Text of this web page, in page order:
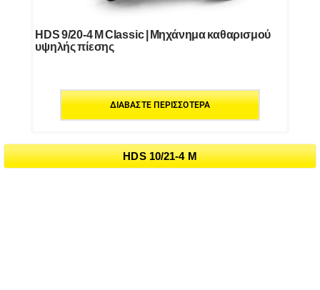
HDS 9/20-4 M Classic | Μηχάνημα καθαρισμού
υψηλής πίεσης
ΔΙΑΒΆΣΤΕ ΠΕΡΙΣΣΌΤΕΡΑ
HDS 10/21-4 M